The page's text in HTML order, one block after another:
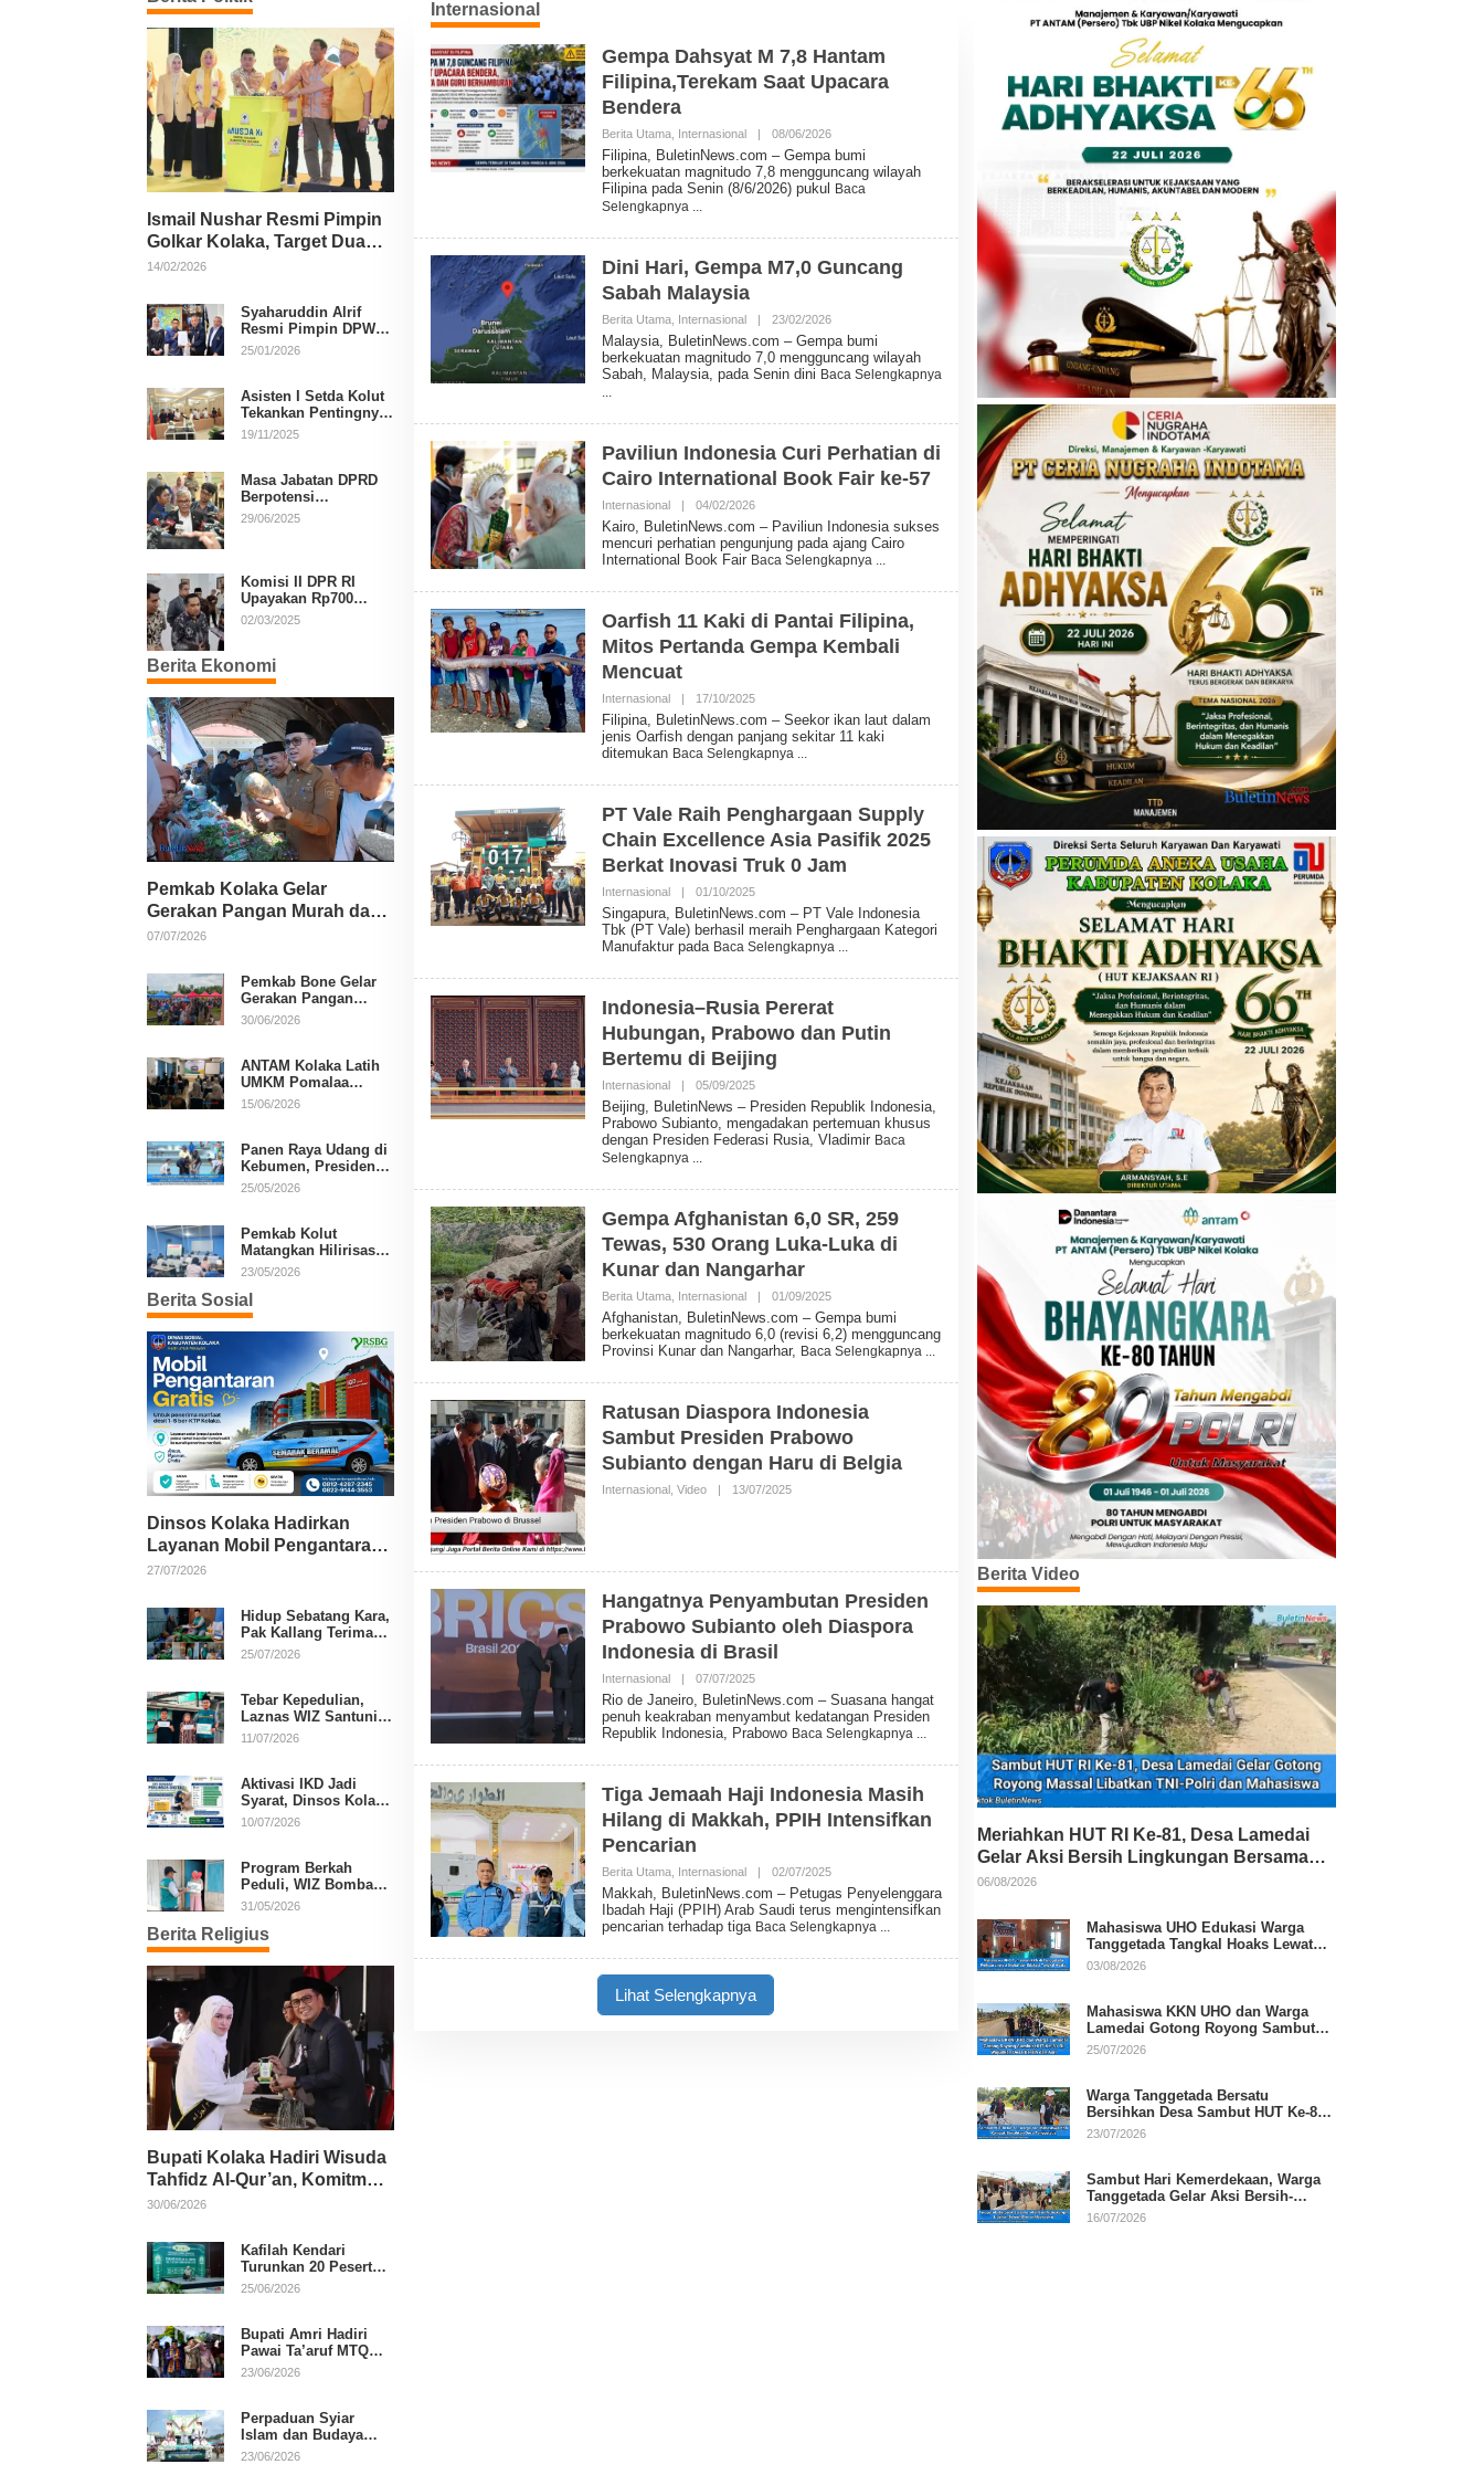
Ismail Nushar Resmi Pimpin
Golkar Kolaka, Target Dua
Kursi per Dapil
14/02/2026
Syaharuddin Alrif
Resmi Pimpin DPW
NasDem Sulsel
25/01/2026
Asisten I Setda Kolut
Tekankan Pentingnya
Pendidikan Politik
19/11/2025
Masa Jabatan DPRD
Berpotensi
Diperpanjang, Aria
29/06/2025
Komisi II DPR RI
Upayakan Rp700
Miliar dari APBN
Putusan MK
02/03/2025
Berita Ekonomi
Pemkab Kolaka Gelar
Gerakan Pangan Murah dan
Salurkan Pupuk Organik
07/07/2026
Pemkab Bone Gelar
Gerakan Pangan
Murah, Warga Serbu
30/06/2026
ANTAM Kolaka Latih
UMKM Pomalaa
Kembangkan Produk
15/06/2026
Panen Raya Udang di
Kebumen, Presiden
Prabowo Tekankan
25/05/2026
Pemkab Kolut
Matangkan Hilirisasi
Kakao dan Kelapa,
Daerah
23/05/2026
Berita Sosial
Dinsos Kolaka Hadirkan
Layanan Mobil Pengantaran
Gratis bagi Pasien Penerima
27/07/2026
Hidup Sebatang Kara,
Pak Kallang Terima
Bantuan dari Laznas
25/07/2026
Tebar Kepedulian,
Laznas WIZ Santuni
Anak Yatim dan
11/07/2026
Aktivasi IKD Jadi
Syarat, Dinsos Kolaka
Sosialisasikan
10/07/2026
Program Berkah
Peduli, WIZ Bombana
Bantu Lansia dan
31/05/2026
Berita Religius
Bupati Kolaka Hadiri Wisuda
Tahfidz Al-Qur’an, Komitmen
Dukung Pendidikan
30/06/2026
Kafilah Kendari
Turunkan 20 Peserta
pada Hari Pertama
25/06/2026
Bupati Amri Hadiri
Pawai Ta’aruf MTQ
XXXI Sultra, Beri
23/06/2026
Perpaduan Syiar
Islam dan Budaya
Warnai Pawai Ta’aruf
23/06/2026
Internasional
Gempa Dahsyat M 7,8 Hantam
Filipina,Terekam Saat Upacara
Bendera
Berita Utama, Internasional | 08/06/2026O
E
H
B
E
I
E
S
Filipina, BuletinNews.com – Gempa bumi
berkekuatan magnitudo 7,8 mengguncang wilayah
Filipina pada Senin (8/6/2026) pukul Baca
Selengkapnya
Dini Hari, Gempa M7,0 Guncang
Sabah Malaysia
Berita Utama, Internasional | 23/02/2026O
E
H
B
E
I
N
N
S
Malaysia, BuletinNews.com – Gempa bumi
berkekuatan magnitudo 7,0 mengguncang wilayah
Sabah, Malaysia, pada Senin dini Baca Selengkapnya
Paviliun Indonesia Curi Perhatian di
Cairo International Book Fair ke-57
Internasional | 04/02/2026O
H
B
E
T
I
W
S
Kairo, BuletinNews.com – Paviliun Indonesia sukses
mencuri perhatian pengunjung pada ajang Cairo
International Book Fair Baca Selengkapnya
Oarfish 11 Kaki di Pantai Filipina,
Mitos Pertanda Gempa Kembali
Mencuat
Internasional | 17/10/2025O
E
H
B
T
I
N
W
S
Filipina, BuletinNews.com – Seekor ikan laut dalam
jenis Oarfish dengan panjang sekitar 11 kaki
ditemukan Baca Selengkapnya
PT Vale Raih Penghargaan Supply
Chain Excellence Asia Pasifik 2025
Berkat Inovasi Truk 0 Jam
Internasional | 01/10/2025O
E
H
B
T
I
N
W
S
Singapura, BuletinNews.com – PT Vale Indonesia
Tbk (PT Vale) berhasil meraih Penghargaan Kategori
Manufaktur pada Baca Selengkapnya
Indonesia–Rusia Pererat
Hubungan, Prabowo dan Putin
Bertemu di Beijing
Internasional | 05/09/2025O
L
E
H
B
E
I
N
N
E
S
Beijing, BuletinNews – Presiden Republik Indonesia,
Prabowo Subianto, mengadakan pertemuan khusus
dengan Presiden Federasi Rusia, Vladimir Baca
Selengkapnya
Gempa Afghanistan 6,0 SR, 259
Tewas, 530 Orang Luka-Luka di
Kunar dan Nangarhar
Berita Utama, Internasional | 01/09/2025O
E
H
B
T
I
Afghanistan, BuletinNews.com – Gempa bumi
berkekuatan magnitudo 6,0 (revisi 6,2) mengguncang
Provinsi Kunar dan Nangarhar, Baca Selengkapnya
Ratusan Diaspora Indonesia
Sambut Presiden Prabowo
Subianto dengan Haru di Belgia
Internasional, Video | 13/07/2025O
E
I
S
Hangatnya Penyambutan Presiden
Prabowo Subianto oleh Diaspora
Indonesia di Brasil
Internasional | 07/07/2025O
L
E
H
B
E
T
I
W
S
Rio de Janeiro, BuletinNews.com – Suasana hangat
penuh keakraban menyambut kedatangan Presiden
Republik Indonesia, Prabowo Baca Selengkapnya
Tiga Jemaah Haji Indonesia Masih
Hilang di Makkah, PPIH Intensifkan
Pencarian
Berita Utama, Internasional | 02/07/2025O
E
H
B
Makkah, BuletinNews.com – Petugas Penyelenggara
Ibadah Haji (PPIH) Arab Saudi terus mengintensifkan
pencarian terhadap tiga Baca Selengkapnya
Lihat Selengkapnya
Berita Video
Meriahkan HUT RI Ke-81, Desa Lamedai
Gelar Aksi Bersih Lingkungan Bersama
TNI-Polri
06/08/2026
Mahasiswa UHO Edukasi Warga
Tanggetada Tangkal Hoaks Lewat
Program Literasi
03/08/2026
Mahasiswa KKN UHO dan Warga
Lamedai Gotong Royong Sambut
HUT Ke-81 RI
25/07/2026
Warga Tanggetada Bersatu
Bersihkan Desa Sambut HUT Ke-81
RI
23/07/2026
Sambut Hari Kemerdekaan, Warga
Tanggetada Gelar Aksi Bersih-
Bersih Desa
16/07/2026